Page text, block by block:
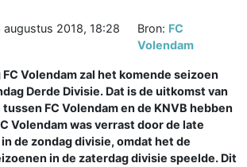
augustus 2018, 18:28
Bron: FC
Volendam
FC Volendam zal het komende seizoen
Derde Divisie. Dat is de uitkomst van
FC Volendam en de KNVB hebben
Volendam was verrast door de late
de zondag divisie, omdat het de
in de zaterdag divisie speelde. Dit